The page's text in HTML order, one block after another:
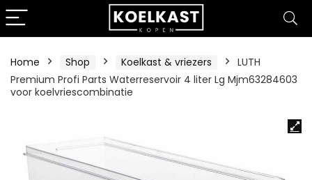
Home Shop Koelkast & vriezers
LUTH
Premium Profi Parts Waterreservoir 4 liter Lg Mjm63284603
voor koelvriescombinatie